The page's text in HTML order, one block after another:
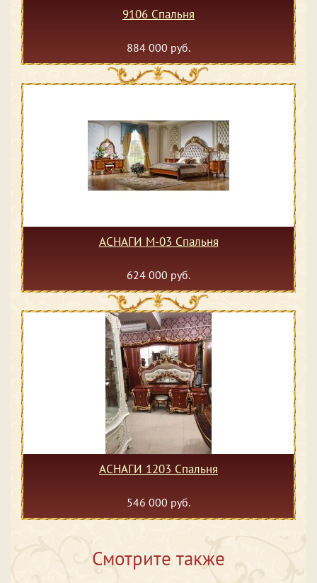
9106 Спальня
884 000 руб.
АСНАГИ М-03 Спальня
624 000 руб.
АСНАГИ 1203 Спальня
546 000 руб.
Смотрите также